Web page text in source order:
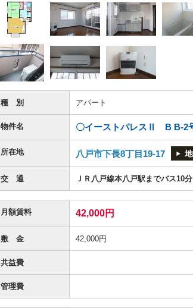
種 別 アパート
物件名 〇イーストパレスⅡ B B-2
所在地 八戸市下長8丁目19-17
交 通 ＪＲ八戸線本八戸駅までバス10
月額賃料 42,000円
敷 金 42,000円
共益費
管理費